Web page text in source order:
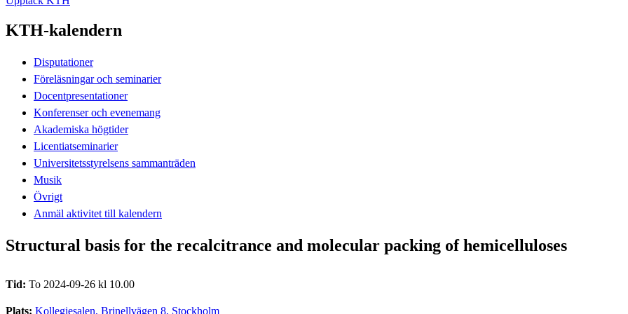
KTH-kalendern
Disputationer
Föreläsningar och seminarier
Docentpresentationer
Konferenser och evenemang
Akademiska högtider
Licentiatseminarier
Universitetsstyrelsens sammanträden
Musik
Övrigt
Anmäl aktivitet till kalendern
Structural basis for the recalcitrance and molecular packing of hemicelluloses
Tid: To 2024-09-26 kl 10.00
Plats: Kollegiesalen, Brinellvägen 8, Stockholm